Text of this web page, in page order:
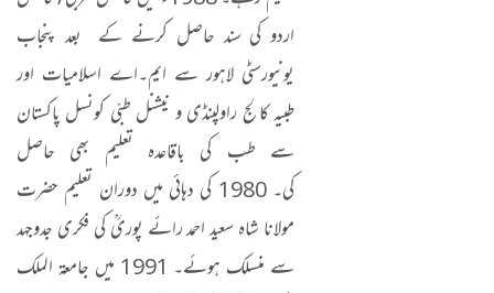
اردو کی سند حاصل کرنے کے بعد پنجاب
یونیورسٹی لاہور سے ایم۔اے اسلامیات اور
طبیہ کالج راولپنڈی و نیشنل طبّی کونسل پاکستان
سے طب کی باقاعدہ تعلیم بھی حاصل
کی۔ 1980 کی دہائی میں دوران تعلیم حضرت
مولانا شاہ سعید احمد رائے پوریؒ کی فکری جدوجہد
سے منسلک ہوئے۔ 1991 میں جامعة الملك